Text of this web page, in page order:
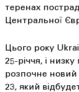
теренах
Центральної
Цього року
25-річчя, і
розпочне новий
23, який